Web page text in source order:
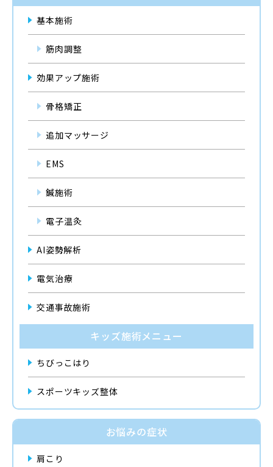
基本施術
筋肉調整
効果アップ施術
骨格矯正
追加マッサージ
EMS
鍼施術
電子温灸
AI姿勢解析
電気治療
交通事故施術
キッズ施術メニュー
ちびっこはり
スポーツキッズ整体
お悩みの症状
肩こり